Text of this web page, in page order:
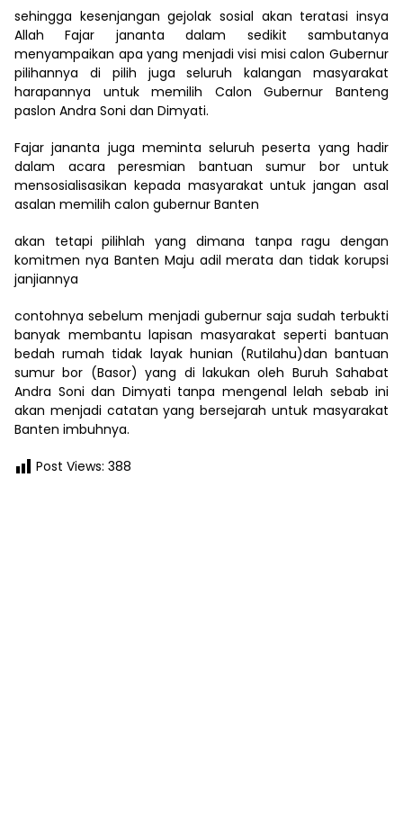
sehingga kesenjangan gejolak sosial akan teratasi insya
Allah Fajar jananta dalam sedikit sambutanya
menyampaikan apa yang menjadi visi misi calon Gubernur
pilihannya di pilih juga seluruh kalangan masyarakat
harapannya untuk memilih Calon Gubernur Banteng
paslon Andra Soni dan Dimyati.
Fajar jananta juga meminta seluruh peserta yang hadir
dalam acara peresmian bantuan sumur bor untuk
mensosialisasikan kepada masyarakat untuk jangan asal
asalan memilih calon gubernur Banten
akan tetapi pilihlah yang dimana tanpa ragu dengan
komitmen nya Banten Maju adil merata dan tidak korupsi
janjiannya
contohnya sebelum menjadi gubernur saja sudah terbukti
banyak membantu lapisan masyarakat seperti bantuan
bedah rumah tidak layak hunian (Rutilahu)dan bantuan
sumur bor (Basor) yang di lakukan oleh Buruh Sahabat
Andra Soni dan Dimyati tanpa mengenal lelah sebab ini
akan menjadi catatan yang bersejarah untuk masyarakat
Banten imbuhnya.
Post Views: 388